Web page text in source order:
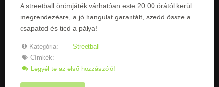
A streetball örömjáték várhatóan este 20:00 órától kerül
megrendezésre, a jó hangulat garantált, szedd össze a
csapatod és tied a pálya!
Kategória:
Streetball
Címkék:
Legyél te az első hozzászóló!